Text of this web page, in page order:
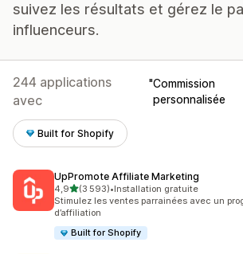
suivez les résultats et gérez le
influenceurs.
244 applications
avec
Commission
personnalisée
Built for Shopify
UpPromote Affiliate Marketing
4,9étoile(s) sur 5
(3 593)
3593 avis au total
•Installation gratuite
Stimulez les ventes parrainées avec un
d’affiliation
Built for Shopify